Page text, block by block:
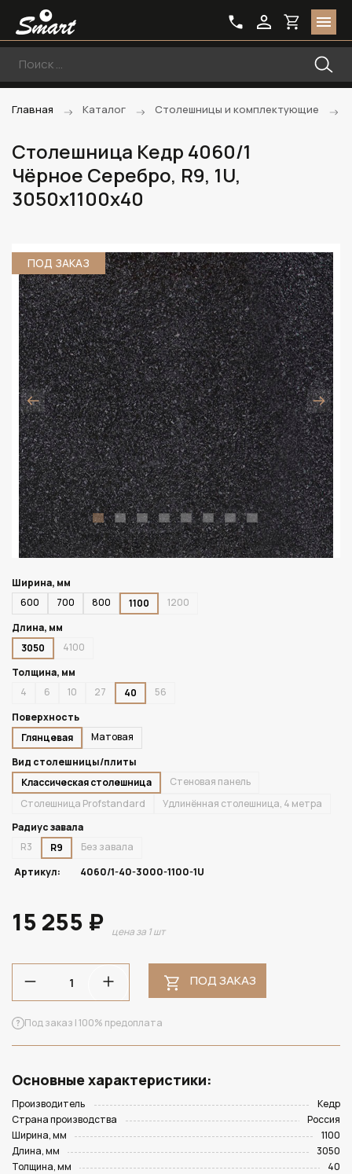
Главная Каталог Столешницы и комплектующие
Столешница Кедр 4060/1
Чёрное Серебро, R9, 1U,
3050х1100х40
ПОД ЗАКАЗ
Ширина, мм
600
700 800 1100
1200
Длина, мм
3050
4100
Толщина, мм
4
6 10 27 40
56
Поверхность
Глянцевая
Матовая
Вид столешницы/плиты
Классическая столешница
Стеновая панель
Столешница Profstandard
Удлинённая столешница, 4 метра
Радиус завала
R3
R9
Без завала
Артикул:
4060/1-40-3000-1100-1U
15 255 ₽ цена за 1 шт
ПОД ЗАКАЗ
Под заказ | 100% предоплата
Основные характеристики:
Производитель
Кедр
Страна производства
Россия
Ширина, мм
1100
Длина, мм
3050
Толщина, мм
40